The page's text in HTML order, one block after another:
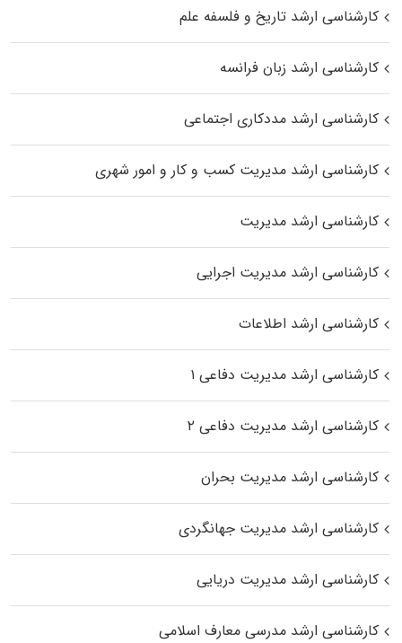
کارشناسی ارشد تاریخ و فلسفه علم
کارشناسی ارشد زبان فرانسه
کارشناسی ارشد مددکاری اجتماعی
کارشناسی ارشد مدیریت کسب و کار و امور شهری
کارشناسی ارشد مدیریت
کارشناسی ارشد مدیریت اجرایی
کارشناسی ارشد اطلاعات
کارشناسی ارشد مدیریت دفاعی ۱
کارشناسی ارشد مدیریت دفاعی ۲
کارشناسی ارشد مدیریت بحران
کارشناسی ارشد مدیریت جهانگردی
کارشناسی ارشد مدیریت دریایی
کارشناسی ارشد مدرسی معارف اسلامی